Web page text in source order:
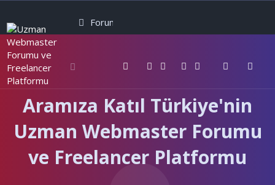
Forumlar
Aramıza Katıl Türkiye'nin
Uzman Webmaster Forumu
ve Freelancer Platformu